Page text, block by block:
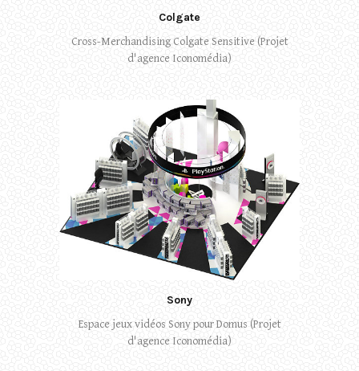
Colgate
Cross-Merchandising Colgate Sensitive (Projet
d'agence Iconomédia)
Sony
Espace jeux vidéos Sony pour Domus (Projet
d'agence Iconomédia)